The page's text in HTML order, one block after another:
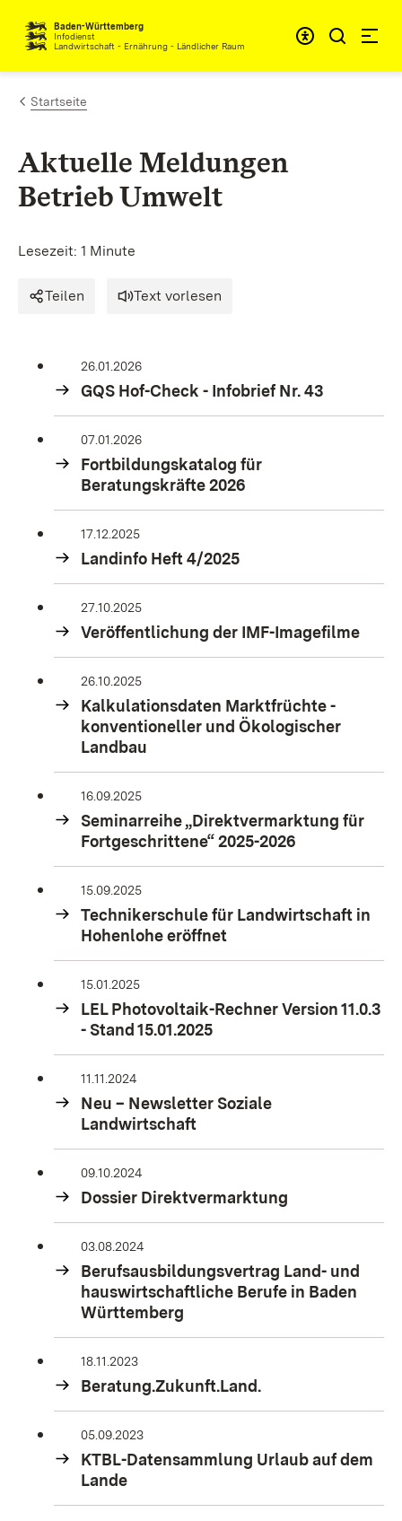
Zum Inhalt springen
Baden-Württemberg
Infodienst
Landwirtschaft - Ernährung - Ländlicher Raum
Startseite
Aktuelle Meldungen
Betrieb Umwelt
Lesezeit: 1 Minute
Teilen Text vorlesen
26.01.2026
GQS Hof-Check - Infobrief Nr. 43
07.01.2026
Fortbildungskatalog für
Beratungskräfte 2026
17.12.2025
Landinfo Heft 4/2025
27.10.2025
Veröffentlichung der IMF-Imagefilme
26.10.2025
Kalkulationsdaten Marktfrüchte -
konventioneller und Ökologischer
Landbau
16.09.2025
Seminarreihe „Direktvermarktung für
Fortgeschrittene“ 2025-2026
15.09.2025
Technikerschule für Landwirtschaft in
Hohenlohe eröffnet
15.01.2025
LEL Photovoltaik-Rechner Version 11.0.3
- Stand 15.01.2025
11.11.2024
Neu – Newsletter Soziale
Landwirtschaft
09.10.2024
Dossier Direktvermarktung
03.08.2024
Berufsausbildungsvertrag Land- und
hauswirtschaftliche Berufe in Baden
Württemberg
18.11.2023
Beratung.Zukunft.Land.
05.09.2023
KTBL-Datensammlung Urlaub auf dem
Lande